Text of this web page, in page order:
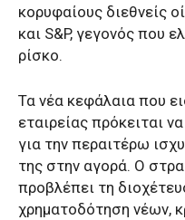
κορυφαίους διεθνείς
και S&P, γεγονός που
ρίσκο.
Τα νέα κεφάλαια που
εταιρείας πρόκειται
για την περαιτέρω
της στην αγορά. Ο
προβλέπει τη
χρηματοδότηση νέων,